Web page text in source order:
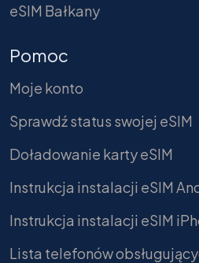
eSIM Bałkany
Pomoc
Moje konto
Sprawdź status swojej eSIM
Doładowanie karty eSIM
Instrukcja instalacji eSIM
Instrukcja instalacji eSIM
Lista telefonów